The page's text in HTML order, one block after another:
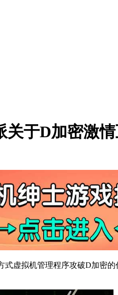
关于D加密激
虚拟机管理程序攻破D加密